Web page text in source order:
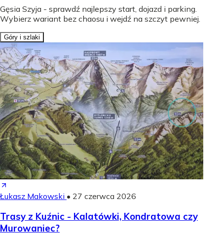
Gęsia Szyja - sprawdź najlepszy start, dojazd i parking.
Wybierz wariant bez chaosu i wejdź na szczyt pewniej.
Góry i szlaki
Łukasz Makowski • 27 czerwca 2026
Trasy z Kuźnic - Kalatówki, Kondratowa czy
Murowaniec?